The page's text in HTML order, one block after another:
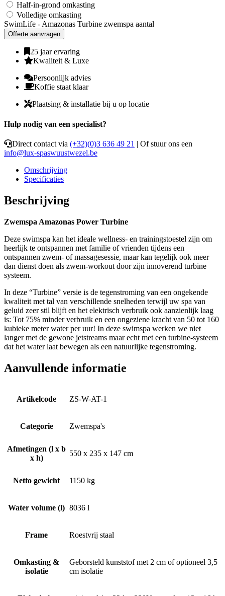
Half-in-grond omkasting
Volledige omkasting
SwimLife - Amazonas Turbine zwemspa aantal
Offerte aanvragen
25 jaar ervaring
Kwaliteit & Luxe
Persoonlijk advies
Koffie staat klaar
Plaatsing & installatie bij u op locatie
Hulp nodig van een specialist?
Direct contact via (+32)(0)3 636 49 21 | Of stuur ons een
info@lux-spaswuustwezel.be
Omschrijving
Specificaties
Beschrijving
Zwemspa Amazonas Power Turbine
Deze swimspa kan het ideale wellness- en trainingstoestel zijn om
heerlijk te ontspannen met familie of vrienden tijdens een
ontspannen zwem- of massagesessie, maar kan tegelijk ook meer
dan dienst doen als zwem-workout door zijn innoverend turbine
systeem.
In deze “Turbine” versie is de tegenstroming van een ongekende
kwaliteit met tal van verschillende snelheden terwijl uw spa van
geluid zeer stil blijft en het elektrisch verbruik ook aanzienlijk laag
is: Tot 75% minder verbruik en een ongeziene kracht van 50 tot 160
kubieke meter water per uur! In deze swimspa werken we niet
langer met de gewone jetstreams maar echt met een turbine-systeem
dat het water laat bewegen als een natuurlijke tegenstroming.
Aanvullende informatie
Artikelcode ZS-W-AT-1
Categorie Zwemspa's
Afmetingen (l x b
x h)
550 x 235 x 147 cm
Netto gewicht 1150 kg
Water volume (l) 8036 l
Frame Roestvrij staal
Omkasting &
isolatie
Geborsteld kunststof met 2 cm of optioneel 3,5
cm isolatie